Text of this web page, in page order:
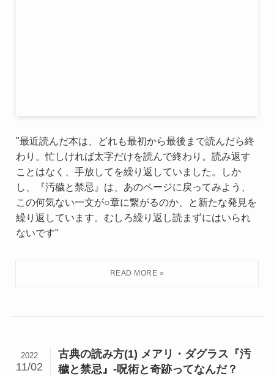
"最近読んだ本は、どれも最初から最後まで読んだら終
わり。忙しければ太字だけを読んで終わり。読み返す
ことはなく、手放してを繰り返していました。しか
し、『汚穢と禁忌』は、あのページに戻ってみよう、
この何気ない一文が○章に繋がるのか、と新たな発見を
繰り返しています。むしろ繰り返し読まずにはいられ
ないです"
古典の読み方(1) メアリ・ダグラス『汚
穢と禁忌』-呪術と奇跡ってなんだ？
2022
11/02